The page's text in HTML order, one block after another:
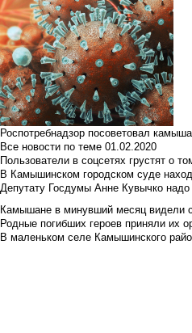
Роспотребнадзор посоветовал
Все новости по теме 01.02.2020
Пользователи в соцсетях грустят о
В Камышинском городском суде
Депутату Госдумы Анне Кувычко
Камышане в минувший месяц видели
Родные погибших героев приняли их
В маленьком селе Камышинского